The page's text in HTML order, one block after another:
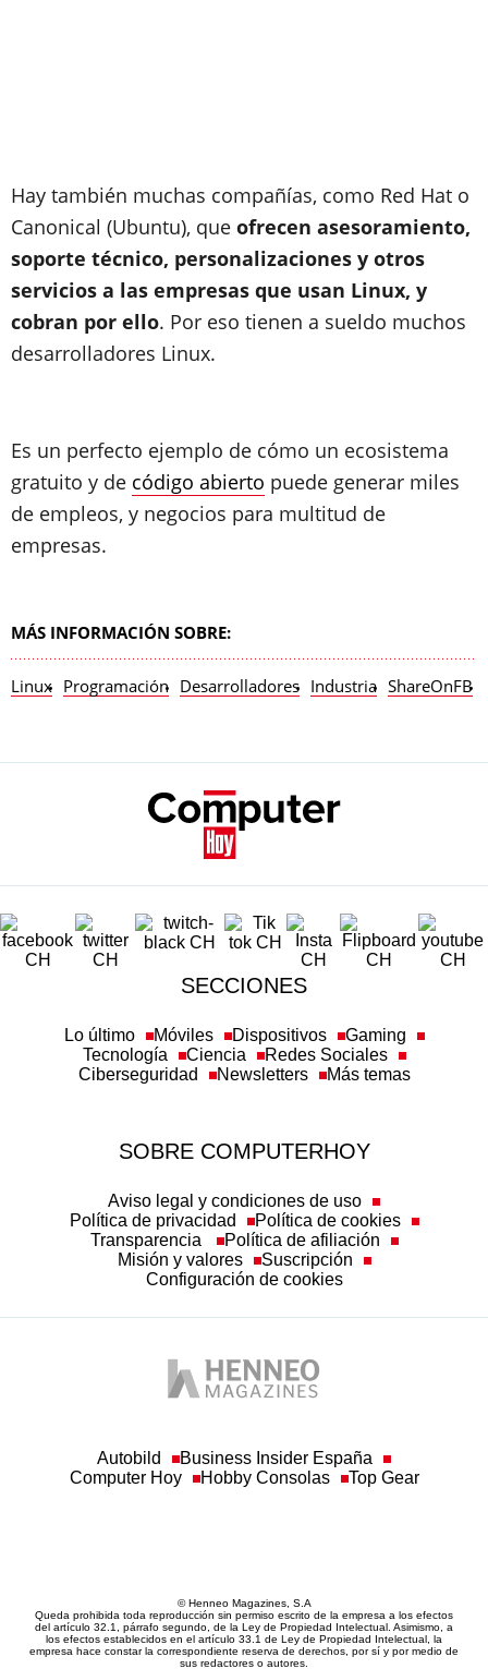
Hay también muchas compañías, como Red Hat o
Canonical (Ubuntu), que ofrecen asesoramiento,
soporte técnico, personalizaciones y otros
servicios a las empresas que usan Linux, y
cobran por ello. Por eso tienen a sueldo muchos
desarrolladores Linux.
Es un perfecto ejemplo de cómo un ecosistema
gratuito y de código abierto puede generar miles
de empleos, y negocios para multitud de
empresas.
MÁS INFORMACIÓN SOBRE:
Linux Programación Desarrolladores Industria ShareOnFB
SECCIONES
Lo último Móviles Dispositivos
Gaming
Tecnología
Ciencia
Redes Sociales
Ciberseguridad
Newsletters Más temas
SOBRE COMPUTERHOY
Aviso legal y condiciones de uso
Política de privacidad
Política de cookies
Transparencia
Política de afiliación
Misión y valores
Suscripción
Configuración de cookies
Autobild
Business Insider España
Computer Hoy
Hobby Consolas Top Gear
© Henneo Magazines, S.A
Queda prohibida toda reproducción sin permiso escrito de la empresa a los efectos
del artículo 32.1, párrafo segundo, de la Ley de Propiedad Intelectual. Asimismo, a
los efectos establecidos en el artículo 33.1 de Ley de Propiedad Intelectual, la
empresa hace constar la correspondiente reserva de derechos, por sí y por medio de
sus redactores o autores.